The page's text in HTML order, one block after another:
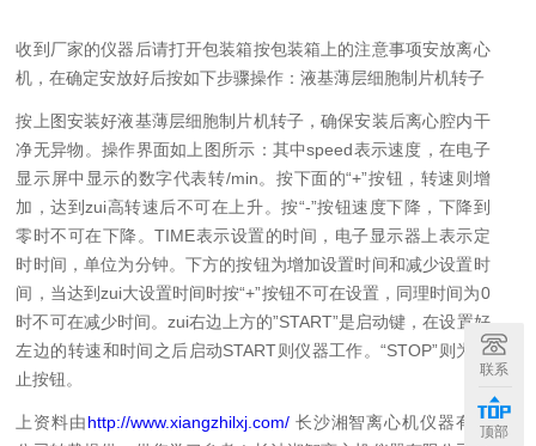
收到厂家的仪器后请打开包装箱按包装箱上的注意事项安放离心
机，在确定安放好后按如下步骤操作：液基薄层细胞制片机转子
按上图安装好液基薄层细胞制片机转子，确保安装后离心腔内干
净无异物。 操作界面如上图所示：其中speed表示速度，在电子
显示屏中显示的数字代表转/min。按下面的“+”按钮，转速则增
加，达到zui高转速后不可在上升。按“-”按钮速度下降，下降到
零时不可在下降。TIME表示设置的时间，电子显示器上表示定
时时间，单位为分钟。下方的按钮为增加设置时间和减少设置时
间，当达到zui大设置时间时按“+”按钮不可在设置，同理时间为0
时不可在减少时间。zui右边上方的”START”是启动键，在设置好
左边的转速和时间之后启动START则仪器工作。“STOP”则为停
止按钮。
上资料由http://www.xiangzhilxj.com/长沙湘智离心机仪器有限
联系
顶部